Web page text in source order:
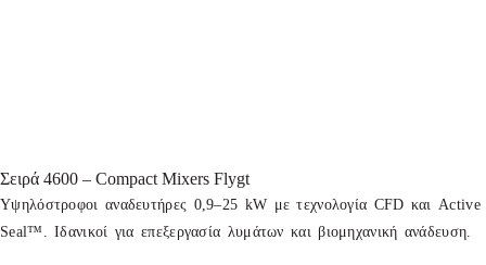
Σειρά 4600 – Compact Mixers Flygt
Υψηλόστροφοι αναδευτήρες 0,9–25 kW με τεχνολογία CFD και Active
Seal™. Ιδανικοί για επεξεργασία λυμάτων και βιομηχανική ανάδευση.